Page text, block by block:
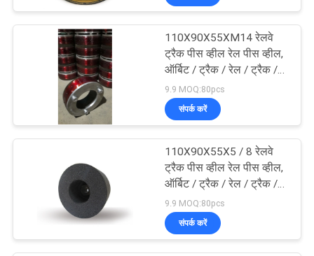
स्कॉच ब्राइट डिबिंगिंग
व्हील
डायमंड कटिंग ब्लेड
10
110X90X55XM14 रेलवे
ट्रैक पीस व्हील रेल पीस व्हील,
ऑर्बिट / ट्रैक / रेल / ट्रैक /
रेल / प्रक्षेप पथ के लिए पीस
स्टोन
9.9 MOQ:80pcs
संपर्क करें
110X90X55X5 / 8 रेलवे
ट्रैक पीस व्हील रेल पीस व्हील,
ऑर्बिट / ट्रैक / रेल / ट्रैक /
रेल / प्रक्षेप पथ के लिए पीस
स्टोन
9.9 MOQ:80pcs
संपर्क करें